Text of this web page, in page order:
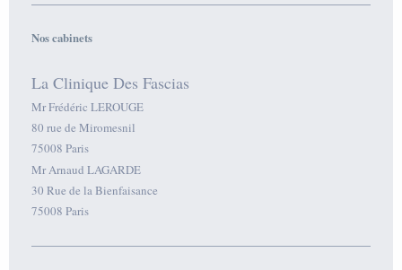
Nos cabinets
La Clinique Des Fascias
Mr Frédéric LEROUGE
80 rue de Miromesnil
75008 Paris
Mr Arnaud LAGARDE
30 Rue de la Bienfaisance
75008 Paris